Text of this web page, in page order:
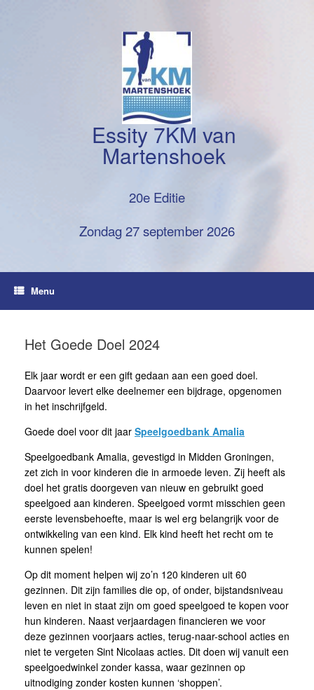
Essity 7KM van
Martenshoek
20e Editie
Zondag 27 september 2026
Menu
Het Goede Doel 2024
Elk jaar wordt er een gift gedaan aan een goed doel.
Daarvoor levert elke deelnemer een bijdrage, opgenomen
in het inschrijfgeld.
Goede doel voor dit jaar Speelgoedbank Amalia
Speelgoedbank Amalia, gevestigd in Midden Groningen,
zet zich in voor kinderen die in armoede leven. Zij heeft als
doel het gratis doorgeven van nieuw en gebruikt goed
speelgoed aan kinderen. Speelgoed vormt misschien geen
eerste levensbehoefte, maar is wel erg belangrijk voor de
ontwikkeling van een kind. Elk kind heeft het recht om te
kunnen spelen!
Op dit moment helpen wij zo’n 120 kinderen uit 60
gezinnen. Dit zijn families die op, of onder, bijstandsniveau
leven en niet in staat zijn om goed speelgoed te kopen voor
hun kinderen. Naast verjaardagen financieren we voor
deze gezinnen voorjaars acties, terug-naar-school acties en
niet te vergeten Sint Nicolaas acties. Dit doen wij vanuit een
speelgoedwinkel zonder kassa, waar gezinnen op
uitnodiging zonder kosten kunnen ‘shoppen’.